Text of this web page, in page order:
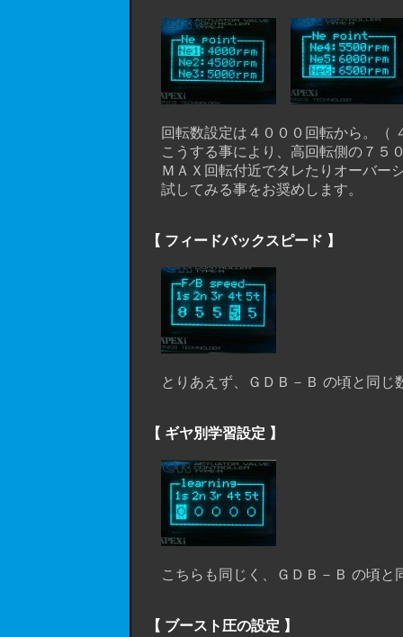
回転数設定は４０００回転から。（
こうする事により、高回転側の７５０
ＭＡＸ回転付近でタレたりオーバーシ
試してみる事をお奨めします。
【 フィードバックスピード 】
とりあえず、ＧＤＢ－Ｂ の頃と同じ
【 ギヤ別学習設定 】
こちらも同じく、ＧＤＢ－Ｂ の頃と
【 ブースト圧の設定 】